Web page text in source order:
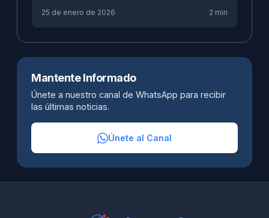
25 de enero de 2026
2 min
Mantente Informado
Únete a nuestro canal de WhatsApp para recibir
las últimas noticias.
Únete al Canal